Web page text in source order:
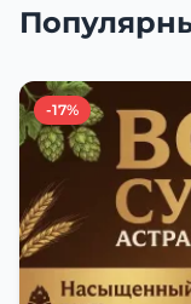
-17%